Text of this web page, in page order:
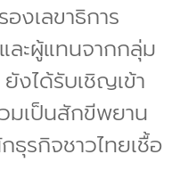
งเลขาธิการ
ละผู้แทนจากกลุ่ม
งได้รับเชิญเข้า
มเป็นสักขีพยาน
รกิจชาวไทยเชื้อ